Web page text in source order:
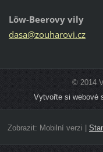
Löw-Beerovy vily
dasa@zouharovi.cz
© 2014
Vytvořte si webové
Zobrazit: Mobilní verzi